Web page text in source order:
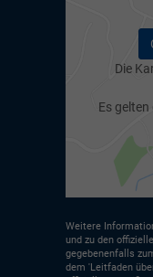
Die
Es gelten
Weitere
und zu den
gegebenenfalls
dem 'Leitfaden